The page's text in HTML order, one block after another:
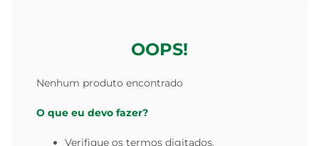
OOPS!
Nenhum produto encontrado
O que eu devo fazer?
Verifique os termos digitados.